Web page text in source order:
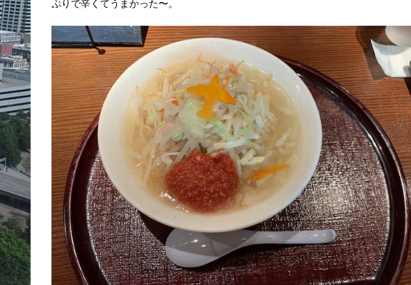
ぷりで辛くてうまかった〜。